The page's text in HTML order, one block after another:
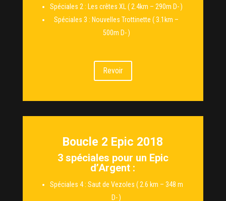
Spéciales 2 : Les crêtes XL ( 2.4km – 290m D- )
Spéciales 3 : Nouvelles Trottinette ( 3.1km –
500m D- )
Revoir
Boucle 2 Epic 2018
3 spéciales pour un Epic
d’Argent :
Spéciales 4 : Saut de Vezoles ( 2.6 km – 348 m
D- )